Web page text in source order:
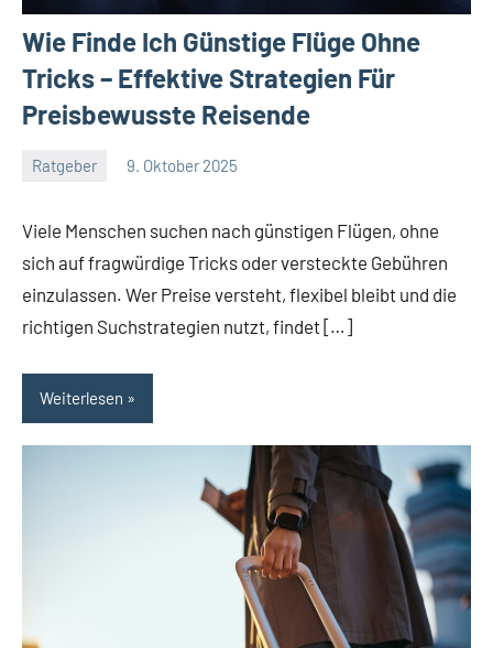
Wie Finde Ich Günstige Flüge Ohne
Tricks – Effektive Strategien Für
Preisbewusste Reisende
Ratgeber 9. Oktober 2025
Viele Menschen suchen nach günstigen Flügen, ohne
sich auf fragwürdige Tricks oder versteckte Gebühren
einzulassen. Wer Preise versteht, flexibel bleibt und die
richtigen Suchstrategien nutzt, findet […]
Weiterlesen